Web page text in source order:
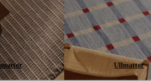
Ullmattor